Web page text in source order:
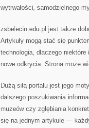
wytrwałości, samodzielnego
zsbelecin.edu.pl jest także
Artykuły mogą stać się
technologia, dlaczego niektóre
nowe odkrycia. Strona może
Dużą siłą portalu jest jego
dalszego poszukiwania
muzeów czy zgłębiania
się na jednym artykule —